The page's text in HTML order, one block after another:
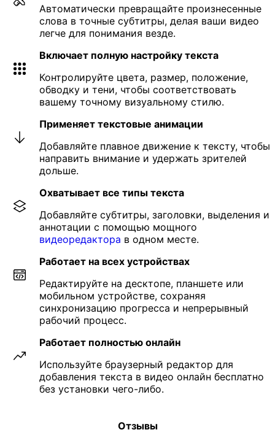
Автоматически превращайте произнесенные
слова в точные субтитры, делая ваши видео
легче для понимания везде.
Включает полную настройку текста
Контролируйте цвета, размер, положение,
обводку и тени, чтобы соответствовать
вашему точному визуальному стилю.
Применяет текстовые анимации
Добавляйте плавное движение к тексту, чтобы
направить внимание и удержать зрителей
дольше.
Охватывает все типы текста
Добавляйте субтитры, заголовки, выделения и
аннотации с помощью мощного
видеоредактора в одном месте.
Работает на всех устройствах
Редактируйте на десктопе, планшете или
мобильном устройстве, сохраняя
синхронизацию прогресса и непрерывный
рабочий процесс.
Работает полностью онлайн
Используйте браузерный редактор для
добавления текста в видео онлайн бесплатно
без установки чего-либо.
Отзывы